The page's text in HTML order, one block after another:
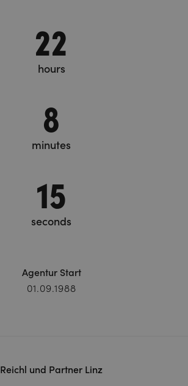
22
hours
8
minutes
15
seconds
Agentur Start
01.09.1988
Reichl und Partner Linz